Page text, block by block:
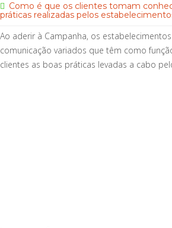
Como é que os clientes tomam
práticas realizadas pelos
Ao aderir à Campanha, os
comunicação variados que têm como
clientes as boas práticas levadas a cabo